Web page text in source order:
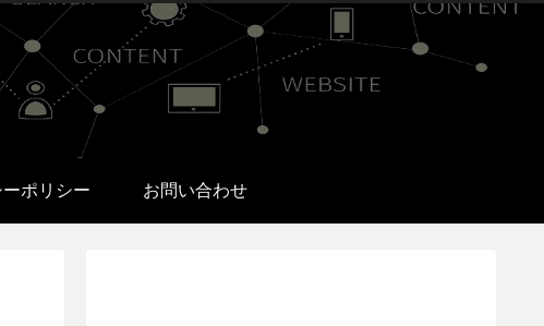
ポリシー お問い合わせ